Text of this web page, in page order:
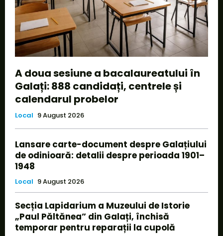
A doua sesiune a bacalaureatului în
Galați: 888 candidați, centrele și
calendarul probelor
Local 9 August 2026
Lansare carte-document despre Galațiului
de odinioară: detalii despre perioada 1901–
1948
Local 9 August 2026
Secția Lapidarium a Muzeului de Istorie
„Paul Păltănea” din Galați, închisă
temporar pentru reparații la cupolă